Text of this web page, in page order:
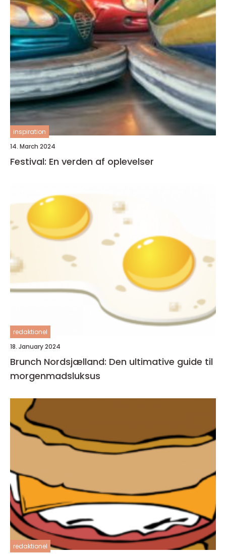
inspiration
14. March 2024
Festival: En verden af oplevelser
redaktionel
18. January 2024
Brunch Nordsjælland: Den ultimative guide til
morgenmadsluksus
redaktionel